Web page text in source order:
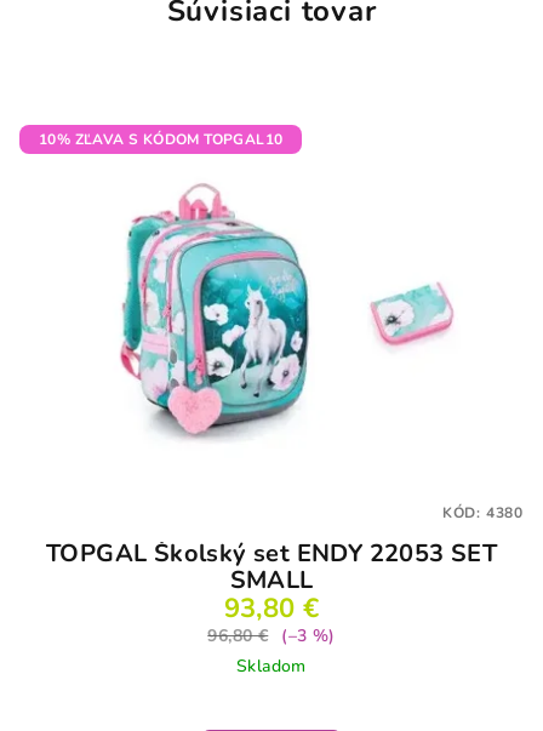
Súvisiaci tovar
10% ZĽAVA S KÓDOM TOPGAL10
TOPGAL Školský set ENDY 22053 SET
SMALL
93,80 €
96,80 €
(–3 %)
Skladom
KÓD: 4380